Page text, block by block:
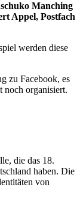
Manching
Appel, Postfach
werden diese
zu Facebook, es
noch organisiert.
die das 18.
haben. Die
von